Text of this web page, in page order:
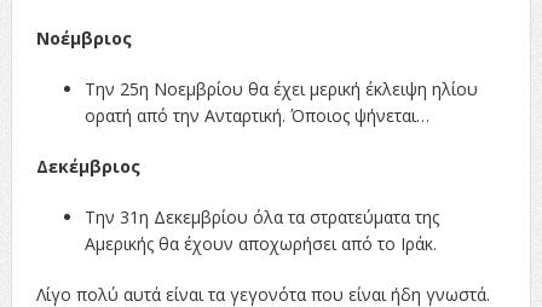
Νοέμβριος
Την 25η Νοεμβρίου θα έχει μερική έκλειψη ηλίου
ορατή από την Ανταρτική. Όποιος ψήνεται…
Δεκέμβριος
Την 31η Δεκεμβρίου όλα τα στρατεύματα της
Αμερικής θα έχουν αποχωρήσει από το Ιράκ.
Λίγο πολύ αυτά είναι τα γεγονότα που είναι ήδη γνωστά.